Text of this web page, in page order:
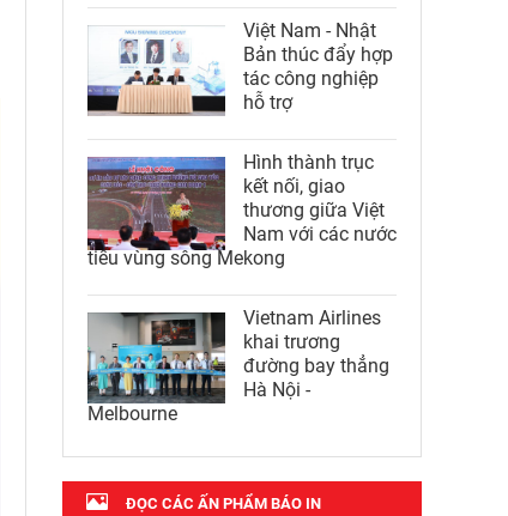
Việt Nam - Nhật
Bản thúc đẩy hợp
tác công nghiệp
hỗ trợ
Hình thành trục
kết nối, giao
thương giữa Việt
Nam với các nước
tiểu vùng sông Mekong
Vietnam Airlines
khai trương
đường bay thẳng
Hà Nội -
Melbourne
ĐỌC CÁC ẤN PHẨM BÁO IN